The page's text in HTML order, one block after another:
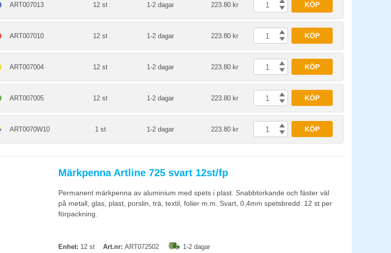
ART007013 12 st 1-2 dagar 223.80 kr KÖP
ART007010 12 st 1-2 dagar 223.80 kr KÖP
ART007004 12 st 1-2 dagar 223.80 kr KÖP
ART007005 12 st 1-2 dagar 223.80 kr KÖP
ART0070W10 1 st 1-2 dagar 223.80 kr KÖP
Märkpenna Artline 725 svart 12st/fp
Permanent märkpenna av aluminium med spets i plast. Snabbtorkande och fäster väl
på metall, glas, plast, porslin, trä, textil, folier m.m. Svart, 0,4mm spetsbredd. 12 st per
förpackning.
Enhet: 12 st Art.nr: ART072502 1-2 dagar